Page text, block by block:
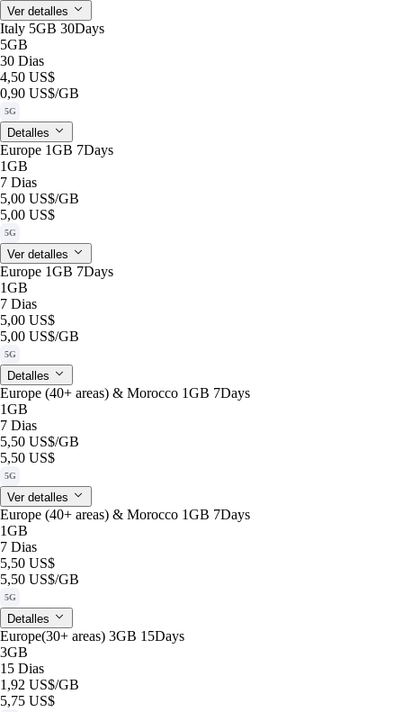
Ver detalles
Italy 5GB 30Days
5GB
30 Dias
4,50 US$
0,90 US$/GB
5G
Detalles
Europe 1GB 7Days
1GB
7 Dias
5,00 US$/GB
5,00 US$
5G
Ver detalles
Europe 1GB 7Days
1GB
7 Dias
5,00 US$
5,00 US$/GB
5G
Detalles
Europe (40+ areas) & Morocco 1GB 7Days
1GB
7 Dias
5,50 US$/GB
5,50 US$
5G
Ver detalles
Europe (40+ areas) & Morocco 1GB 7Days
1GB
7 Dias
5,50 US$
5,50 US$/GB
5G
Detalles
Europe(30+ areas) 3GB 15Days
3GB
15 Dias
1,92 US$/GB
5,75 US$